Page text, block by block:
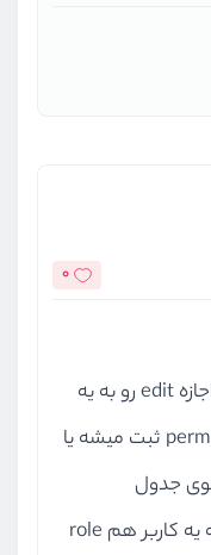
0
توی بخش دسترسی ها وقتی مثلا اجازه edit رو به یه
کاربر میدم توی جدول permission_user ثبت میشه یا
جدول
role_user قرار میگیره ولی وقتی به یه کاربر هم role